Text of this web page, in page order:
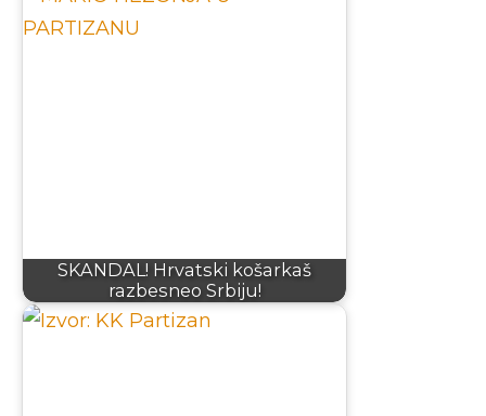
SKANDAL! Hrvatski košarkaš
razbesneo Srbiju!